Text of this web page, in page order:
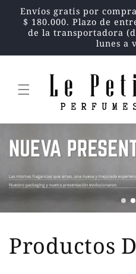
directamente
al contenido
Envíos gratis por
$ 180.000. Plazo de
de la transportadora
lunes a
Productos